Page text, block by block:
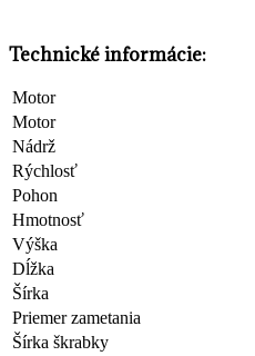
Technické informácie:
Motor
Motor
Nádrž
Rýchlosť
Pohon
Hmotnosť
Výška
Dĺžka
Šírka
Priemer zametania
Šírka škrabky